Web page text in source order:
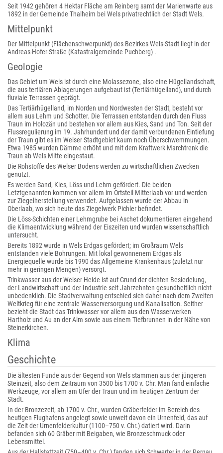
Seit 1942 gehören 4 Hektar Fläche am Reinberg samt der Marienwarte aus
1892 in der Gemeinde Thalheim bei Wels privatrechtlich der Stadt Wels.
Mittelpunkt
Der Mittelpunkt (Flächenschwerpunkt) des Bezirkes Wels-Stadt liegt in der
Andreas-Hofer-Straße (Katastralgemeinde Puchberg) .
Geologie
Das Gebiet um Wels ist durch eine Molassezone, also eine Hügellandschaft,
die aus tertiären Ablagerungen aufgebaut ist (Tertiärhügelland), und durch
fluviale Terrassen geprägt.
Das Tertiärhügelland, im Norden und Nordwesten der Stadt, besteht vor
allem aus Lehm und Schotter. Die Terrassen entstanden durch den Fluss
Traun im Holozän und bestehen vor allem aus Kies, Sand und Ton. Seit der
Flussregulierung im 19. Jahrhundert und der damit verbundenen Eintiefung
der Traun gibt es im Welser Stadtgebiet kaum noch Überschwemmungen.
Etwa 1985 wurden Dämme erhöht und mit dem Kraftwerk Marchtrenk die
Traun ab Wels Mitte eingestaut.
Die Rohstoffe des Welser Bodens werden zu wirtschaftlichen Zwecken
genutzt.
Es werden Sand, Kies, Löss und Lehm gefördert. Die beiden
Letztgenannten kommen vor allem im Ortsteil Mitterlaab vor und werden
zur Ziegelherstellung verwendet. Aufgelassen wurde der Abbau in
Oberlaab, wo sich heute das Ziegelwerk Pichler befindet.
Die Löss-Schichten einer Lehmgrube bei Aschet dokumentieren eingehend
die Klimaentwicklung während der Eiszeiten und wurden wissenschaftlich
untersucht.
Bereits 1892 wurde in Wels Erdgas gefördert; im Großraum Wels
entstanden viele Bohrungen. Mit lokal gewonnenem Erdgas als
Energiequelle wurde bis 1990 das Allgemeine Krankenhaus (zuletzt nur
mehr in geringen Mengen) versorgt.
Trinkwasser aus der Welser Heide ist auf Grund der dichten Besiedelung,
der Landwirtschaft und der Industrie seit Jahrzehnten gesundheitlich nicht
unbedenklich. Die Stadtverwaltung entschied sich daher nach dem Zweiten
Weltkrieg für eine zentrale Wasserversorgung und Kanalisation. Seither
bezieht die Stadt das Trinkwasser vor allem aus den Wasserwerken
Hartholz und Au an der Alm sowie aus einem Tiefbrunnen in der Nähe von
Steinerkirchen.
Klima
Geschichte
Die ältesten Funde aus der Gegend von Wels stammen aus der jüngeren
Steinzeit, also dem Zeitraum von 3500 bis 1700 v. Chr. Man fand einfache
Werkzeuge, vor allem am Ufer der Traun und im heutigen Zentrum der
Stadt.
In der Bronzezeit, ab 1700 v. Chr., wurden Gräberfelder im Bereich des
heutigen Flughafens angelegt sowie unweit davon ein Urnenfeld, das auf
die Zeit der Urnenfelderkultur (1100–750 v. Chr.) datiert wird. Darin
befanden sich 60 Gräber mit Beigaben, wie Bronzeschmuck oder
Lebensmittel.